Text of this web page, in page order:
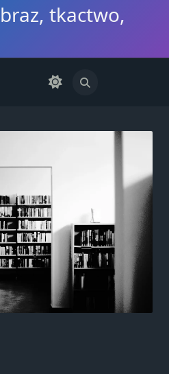
tkactwo,